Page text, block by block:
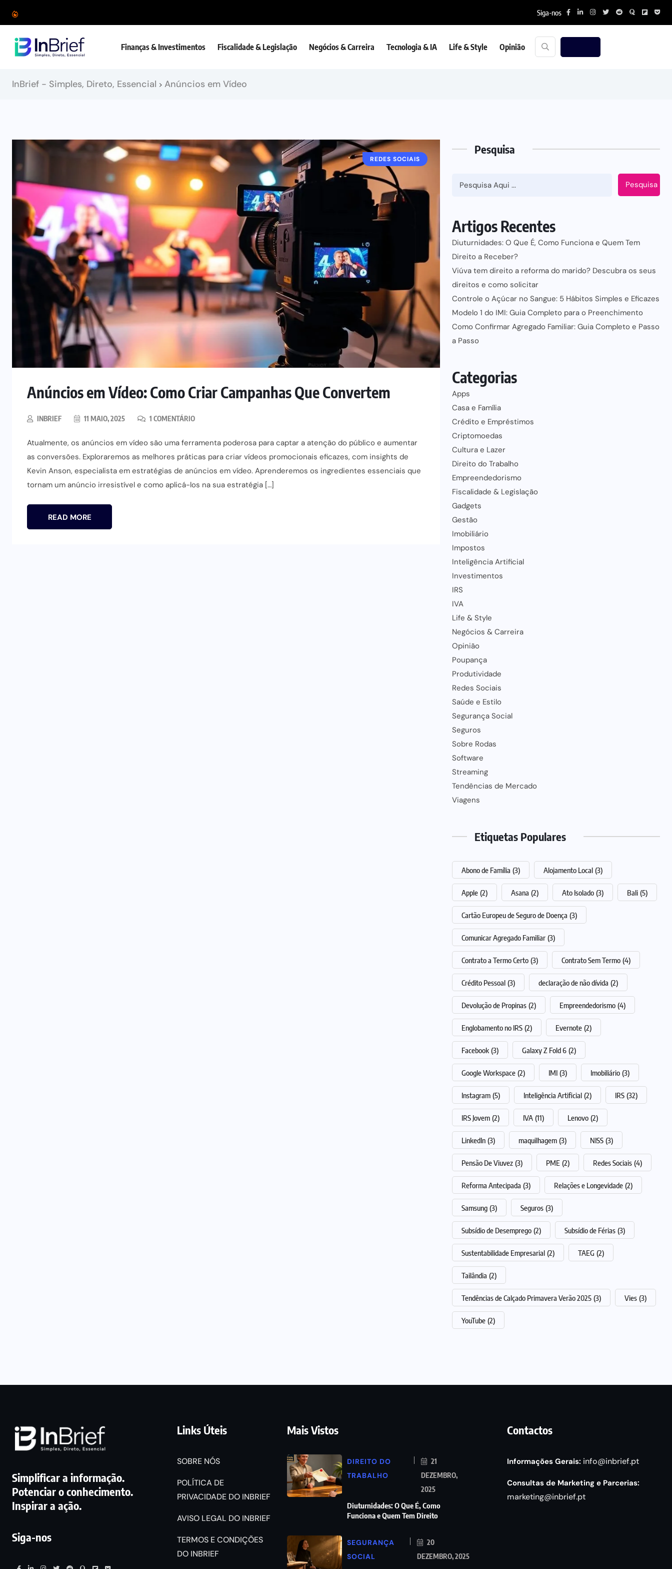
Siga-nos
Finanças & Investimentos Fiscalidade & Legislação Negócios & Carreira Tecnologia & IA Life & Style Opinião
InBrief - Simples, Direto, Essencial > Anúncios em Vídeo
REDES SOCIAIS
Anúncios em Vídeo: Como Criar Campanhas Que Convertem
INBRIEF 11 MAIO, 2025 1 COMENTÁRIO
Atualmente, os anúncios em vídeo são uma ferramenta poderosa para captar a atenção do público e aumentar
as conversões. Exploraremos as melhores práticas para criar vídeos promocionais eficazes, com insights de
Kevin Anson, especialista em estratégias de anúncios em vídeo. Aprenderemos os ingredientes essenciais que
tornam um anúncio irresistível e como aplicá-los na sua estratégia […]
READ MORE
Pesquisa
Pesquisa
Artigos Recentes
Diuturnidades: O Que É, Como Funciona e Quem Tem
Direito a Receber?
Viúva tem direito a reforma do marido? Descubra os seus
direitos e como solicitar
Controle o Açúcar no Sangue: 5 Hábitos Simples e Eficazes
Modelo 1 do IMI: Guia Completo para o Preenchimento
Como Confirmar Agregado Familiar: Guia Completo e Passo
a Passo
Categorias
Apps
Casa e Família
Crédito e Empréstimos
Criptomoedas
Cultura e Lazer
Direito do Trabalho
Empreendedorismo
Fiscalidade & Legislação
Gadgets
Gestão
Imobiliário
Impostos
Inteligência Artificial
Investimentos
IRS
IVA
Life & Style
Negócios & Carreira
Opinião
Poupança
Produtividade
Redes Sociais
Saúde e Estilo
Segurança Social
Seguros
Sobre Rodas
Software
Streaming
Tendências de Mercado
Viagens
Etiquetas Populares
Abono de Família (3) Alojamento Local (3)
Apple (2) Asana (2) Ato Isolado (3) Bali (5)
Cartão Europeu de Seguro de Doença (3)
Comunicar Agregado Familiar (3)
Contrato a Termo Certo (3) Contrato Sem Termo (4)
Crédito Pessoal (3) declaração de não dívida (2)
Devolução de Propinas (2) Empreendedorismo (4)
Englobamento no IRS (2) Evernote (2)
Facebook (3) Galaxy Z Fold 6 (2)
Google Workspace (2) IMI (3) Imobiliário (3)
Instagram (5) Inteligência Artificial (2) IRS (32)
IRS Jovem (2) IVA (11) Lenovo (2)
LinkedIn (3) maquilhagem (3) NISS (3)
Pensão De Viuvez (3) PME (2) Redes Sociais (4)
Reforma Antecipada (3) Relações e Longevidade (2)
Samsung (3) Seguros (3)
Subsídio de Desemprego (2) Subsídio de Férias (3)
Sustentabilidade Empresarial (2) TAEG (2)
Tailândia (2)
Tendências de Calçado Primavera Verão 2025 (3) Vies (3)
YouTube (2)
Simplificar a informação.
Potenciar o conhecimento.
Inspirar a ação.
Siga-nos
Links Úteis
SOBRE NÓS
POLÍTICA DE
PRIVACIDADE DO INBRIEF
AVISO LEGAL DO INBRIEF
TERMOS E CONDIÇÕES
DO INBRIEF
Mais Vistos
DIREITO DO
TRABALHO
21
DEZEMBRO,
2025
Diuturnidades: O Que É, Como
Funciona e Quem Tem Direito
SEGURANÇA
SOCIAL
20
DEZEMBRO, 2025
Contactos
Informações Gerais: info@inbrief.pt
Consultas de Marketing e Parcerias:
marketing@inbrief.pt